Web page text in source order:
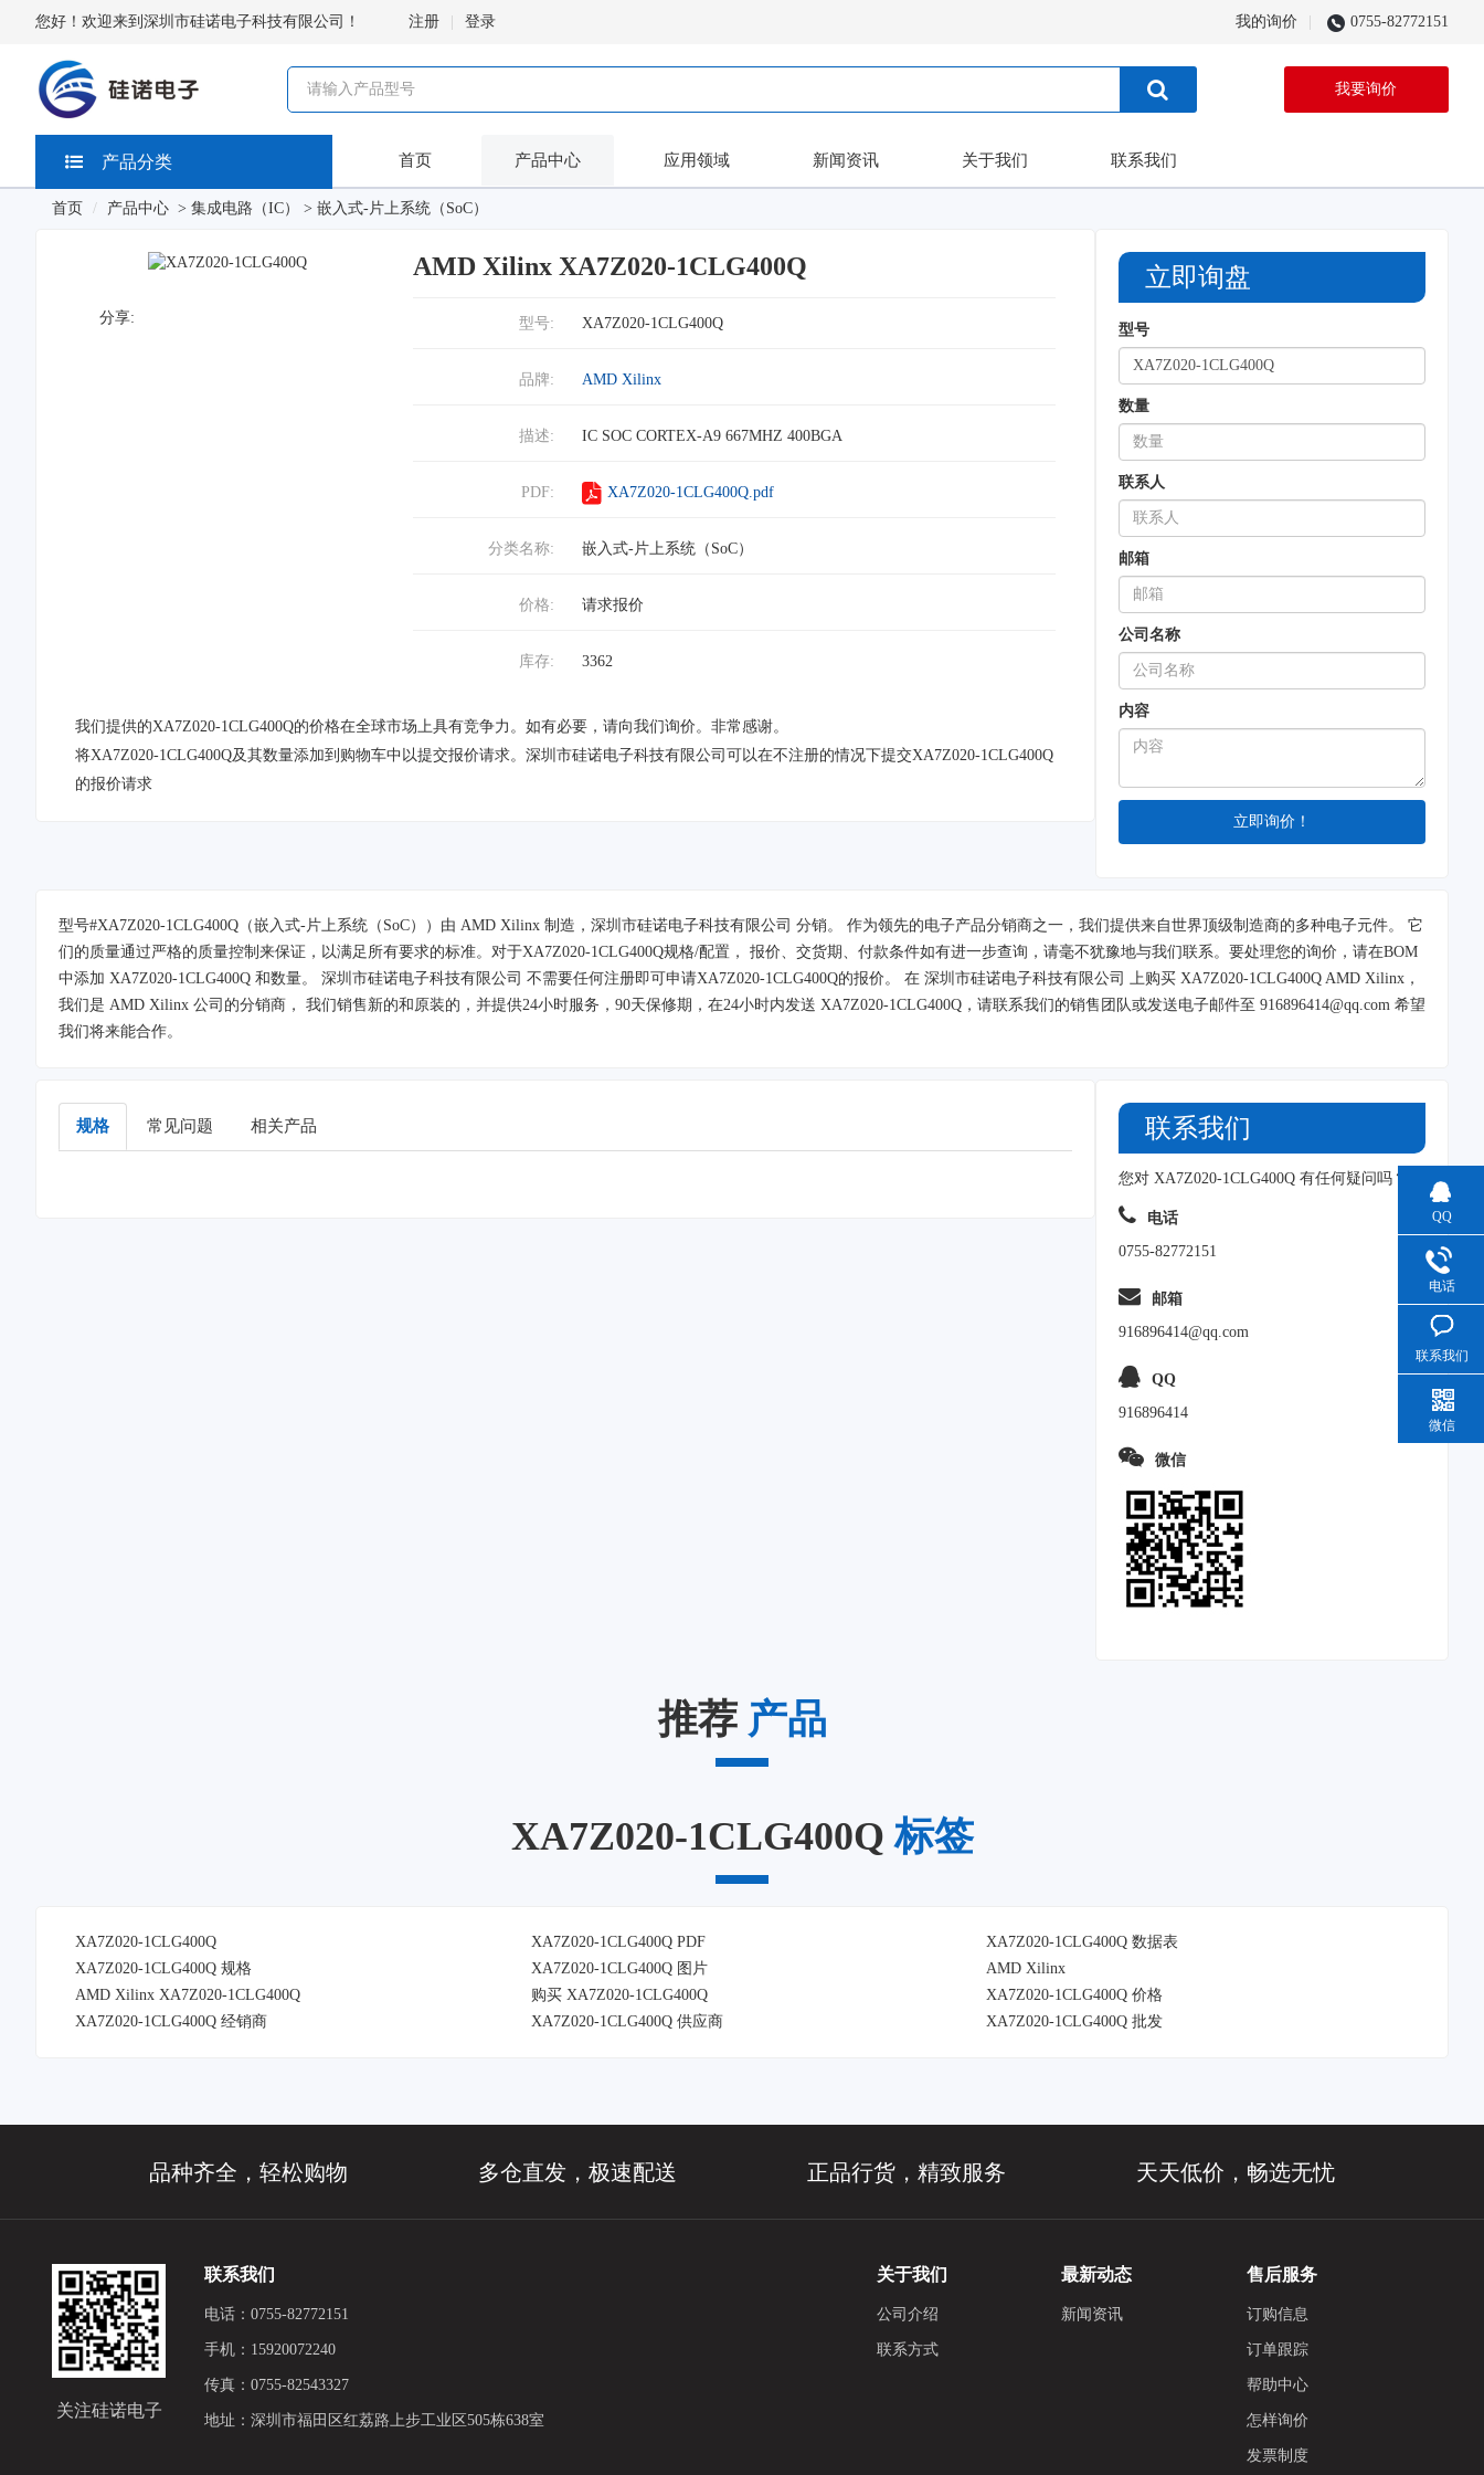
我的询价 0755-82772151
您好！欢迎来到深圳市硅诺电子科技有限公司！ 注册 登录
我要询价
产品分类 首页 产品中心 应用领域 新闻资讯 关于我们 联系我们
首页 产品中心 > 集成电路（IC） > 嵌入式-片上系统（SoC）
分享:
AMD Xilinx XA7Z020-1CLG400Q
型号: XA7Z020-1CLG400Q
品牌: AMD Xilinx
描述: IC SOC CORTEX-A9 667MHZ 400BGA
PDF: XA7Z020-1CLG400Q.pdf
分类名称: 嵌入式-片上系统（SoC）
价格: 请求报价
库存: 3362
我们提供的XA7Z020-1CLG400Q的价格在全球市场上具有竞争力。如有必要，请向我们询价。非常感谢。
将XA7Z020-1CLG400Q及其数量添加到购物车中以提交报价请求。深圳市硅诺电子科技有限公司可以在不注册的情况下提交XA7Z020-1CLG400Q
的报价请求
立即询盘
型号
数量
联系人
邮箱
公司名称
内容
型号#XA7Z020-1CLG400Q（嵌入式-片上系统（SoC））由 AMD Xilinx 制造，深圳市硅诺电子科技有限公司 分销。 作为领先的电子产品分销商之一，我们提供来自世界顶级制造商的多种电子元件。 它
们的质量通过严格的质量控制来保证，以满足所有要求的标准。对于XA7Z020-1CLG400Q规格/配置， 报价、交货期、付款条件如有进一步查询，请毫不犹豫地与我们联系。要处理您的询价，请在BOM
中添加 XA7Z020-1CLG400Q 和数量。 深圳市硅诺电子科技有限公司 不需要任何注册即可申请XA7Z020-1CLG400Q的报价。 在 深圳市硅诺电子科技有限公司 上购买 XA7Z020-1CLG400Q AMD Xilinx，
我们是 AMD Xilinx 公司的分销商， 我们销售新的和原装的，并提供24小时服务，90天保修期，在24小时内发送 XA7Z020-1CLG400Q，请联系我们的销售团队或发送电子邮件至 916896414@qq.com 希望
我们将来能合作。
规格 常见问题 相关产品 联系我们
您对 XA7Z020-1CLG400Q 有任何疑问吗？
电话
0755-82772151
邮箱
916896414@qq.com
QQ
916896414
微信
推荐 产品
XA7Z020-1CLG400Q标签
XA7Z020-1CLG400Q XA7Z020-1CLG400Q PDF
XA7Z020-1CLG400Q 数据表
XA7Z020-1CLG400Q 规格
XA7Z020-1CLG400Q 图片
AMD Xilinx
AMD Xilinx XA7Z020-1CLG400Q
购买 XA7Z020-1CLG400Q
XA7Z020-1CLG400Q 价格
XA7Z020-1CLG400Q 经销商
XA7Z020-1CLG400Q 供应商 XA7Z020-1CLG400Q 批发
品种齐全，轻松购物 多仓直发，极速配送 正品行货，精致服务 天天低价，畅选无忧
关注硅诺电子
联系我们
电话：0755-82772151
手机：15920072240
传真：0755-82543327
地址：深圳市福田区红荔路上步工业区505栋638室
关于我们
公司介绍
联系方式
最新动态
新闻资讯
售后服务
订购信息
订单跟踪
帮助中心
怎样询价
发票制度
QQ
电话
联系我们
微信